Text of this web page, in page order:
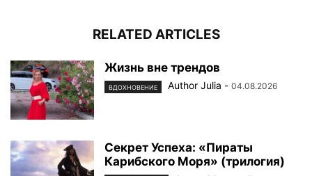
RELATED ARTICLES
Жизнь вне трендов
ВДОХНОВЕНИЕ Author Julia - 04.08.2026
Секрет Успеха: «Пираты
Карибского Моря» (трилогия)